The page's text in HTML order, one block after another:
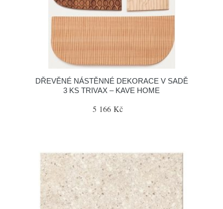
DŘEVĚNÉ NÁSTĚNNÉ DEKORACE V SADĚ
3 KS TRIVAX – KAVE HOME
5 166 Kč